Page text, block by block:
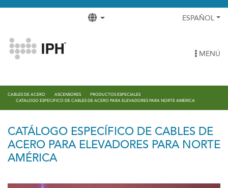
ESPAÑOL
MENÚ
CABLES DE ACERO ASCENSORES
PRODUCTOS ESPECIALES
CATALOGO ESPECIFICO DE CABLES DE ACERO PARA ELEVADORES PARA NORTE AMERICA
CATÁLOGO ESPECÍFICO DE CABLES DE
ACERO PARA ELEVADORES PARA NORTE
AMÉRICA